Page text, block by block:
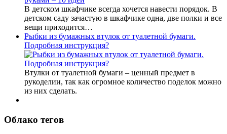
В детском шкафчике всегда хочется навести порядок. В
детском саду зачастую в шкафчике одна, две полки и все
вещи приходится…
Рыбки из бумажных втулок от туалетной бумаги.
Подробная инструкция?
Втулки от туалетной бумаги – ценный предмет в
рукоделии, так как огромное количество поделок можно
из них сделать.
Облако тегов